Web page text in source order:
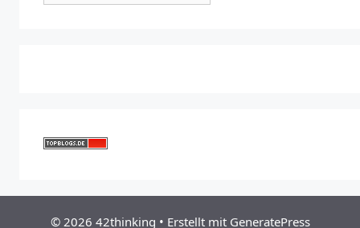
© 2026 42thinking • Erstellt mit GeneratePress